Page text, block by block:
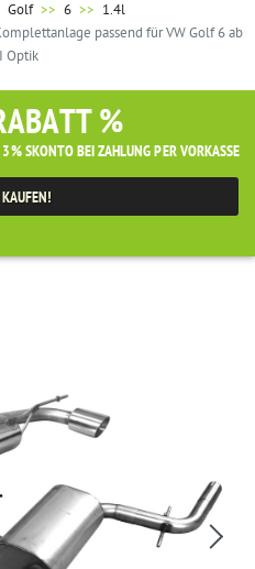
Golf 6
1.4l
passend für VW Golf 6 ab
Optik
%
SKONTO BEI ZAHLUNG PER VORKASSE